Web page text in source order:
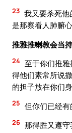
23 我又要杀死
是那察看人肺腑
推雅推喇教会当
24 至于你们推
得他们素常所说
的担子放在你们身
25 但你们已经有
26 那得胜又遵守